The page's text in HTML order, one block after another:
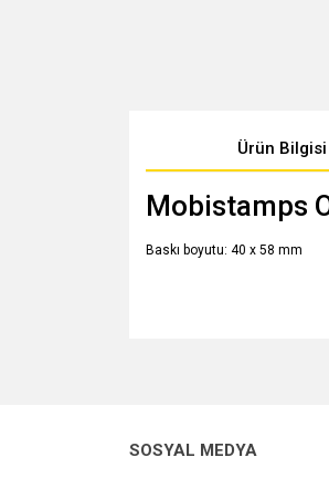
Ürün Bilgisi
Mobistamps
Baskı boyutu: 40 x 58 mm
Ürün açıklamasında
SOSYAL MEDYA